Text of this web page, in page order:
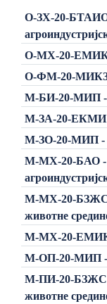
О-ЗХ-20-БТАИО
О-МХ-20-ЕМИК
О-ФМ-20-МИКЗ
М-БИ-20-МИП -
М-ЗА-20-ЕКМИ -
М-ЗО-20-МИП -
М-МХ-20-БАО -
М-МХ-20-БЗЖС -
животне
М-МХ-20-ЕМИК
М-ОП-20-МИП -
М-ПИ-20-БЗЖС -
животне